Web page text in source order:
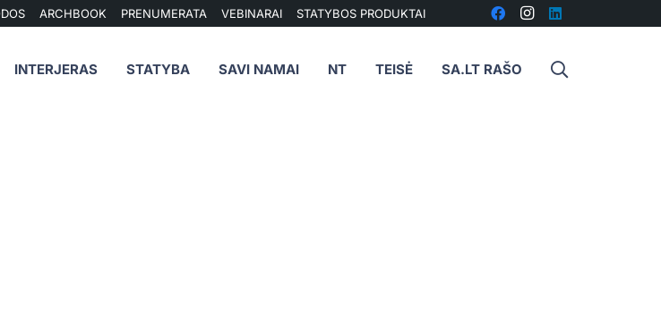
ARCHBOOK PRENUMERATA VEBINARAI STATYBOS PRODUKTAI
INTERJERAS STATYBA SAVI NAMAI NT TEISĖ SA.LT RAŠO